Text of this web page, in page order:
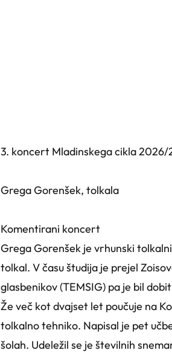
3. koncert Mladinskega cikla 2026/
Grega Gorenšek, tolkala
Komentirani koncert
Grega Gorenšek je vrhunski
tolkal. V času študija je prejel
glasbenikov (TEMSIG) pa je bil
Že več kot dvajset let poučuje na
tolkalno tehniko. Napisal je pet
šolah. Udeležil se je številnih